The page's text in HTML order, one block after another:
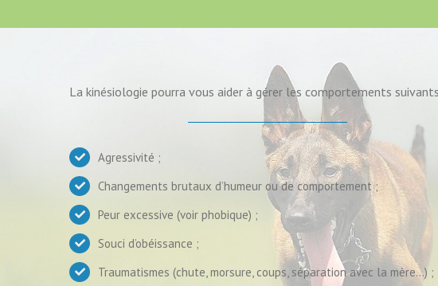
La kinésiologie pourra vous aider à gérer les comportements
Agressivité ;
Changements brutaux d’humeur ou de comportement ;
Peur excessive (voir phobique) ;
Souci d’obéissance ;
Traumatismes (chute, morsure, coups, séparation avec la mère…) ;